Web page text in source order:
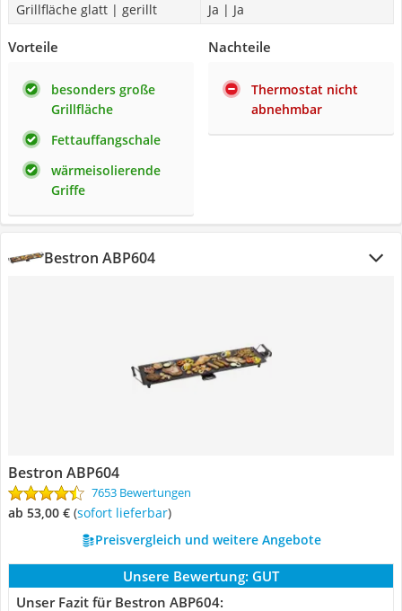
Grillfläche glatt | gerillt
Ja | Ja
Vorteile
besonders große
Grillfläche
Fettauffangschale
wärmeisolierende
Griffe
Nachteile
Thermostat nicht
abnehmbar
Bestron ABP604
Bestron ABP604
7653 Bewertungen
ab 53,00 € ( Sofort lieferbar)
Preisvergleich und weitere Angebote
Unsere Bewertung: GUT
Unser Fazit für Bestron ABP604: